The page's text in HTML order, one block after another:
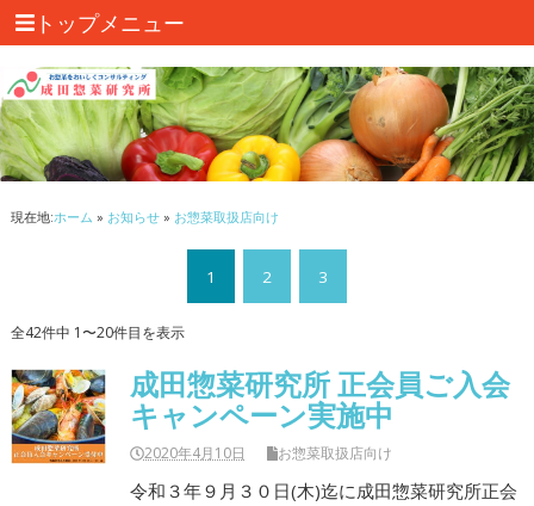
トップメニュー
現在地:ホーム » お知らせ» お惣菜取扱店向け
1 2 3
全42件中 1〜20件目を表示
成田惣菜研究所 正会員ご入会
キャンペーン実施中
2020年4月10日 お惣菜取扱店向け
令和３年９月３０日(木)迄に成田惣菜研究所正会